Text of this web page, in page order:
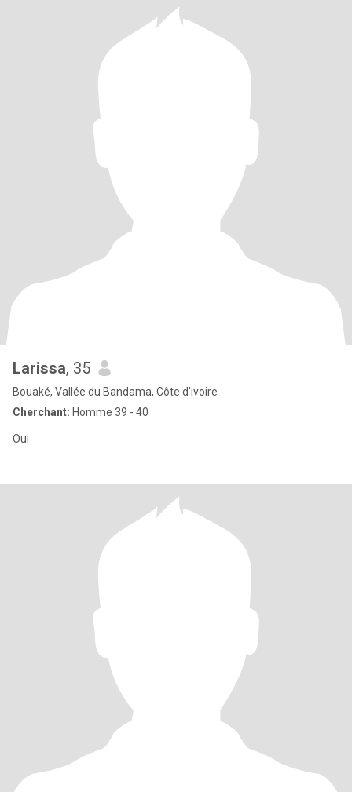
Larissa, 35
Bouaké, Vallée du Bandama, Côte d'ivoire
Cherchant: Homme 39 - 40
Oui